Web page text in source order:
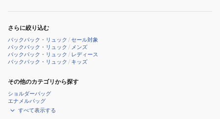
さらに絞り込む
バックパック・リュック /セール対象
バックパック・リュック / メンズ
バックパック・リュック / レディース
バックパック・リュック / キッズ
その他のカテゴリから探す
ショルダーバッグ
エナメルバッグ
すべて表示する